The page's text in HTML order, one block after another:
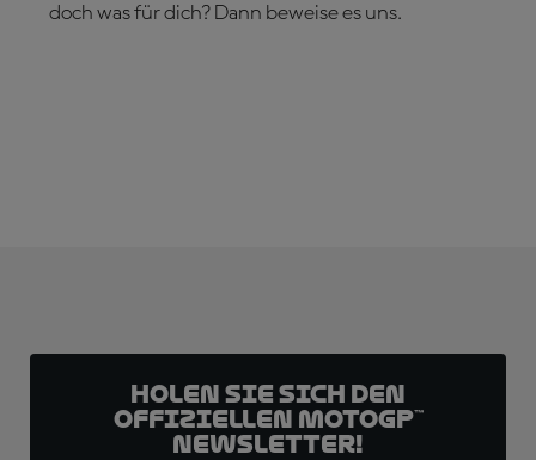
doch was für dich? Dann beweise es uns.
Holen Sie sich den
offiziellen MotoGP™
Newsletter!